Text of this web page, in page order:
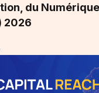
du
2026